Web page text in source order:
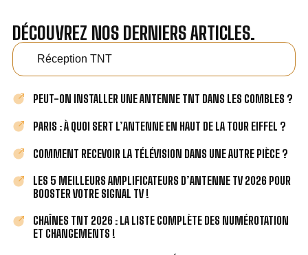
DÉCOUVREZ NOS DERNIERS ARTICLES.
Réception TNT
PEUT-ON INSTALLER UNE ANTENNE TNT DANS LES COMBLES ?
PARIS : À QUOI SERT L’ANTENNE EN HAUT DE LA TOUR EIFFEL ?
COMMENT RECEVOIR LA TÉLÉVISION DANS UNE AUTRE PIÈCE ?
LES 5 MEILLEURS AMPLIFICATEURS D’ANTENNE TV 2026 POUR
BOOSTER VOTRE SIGNAL TV !
CHAÎNES TNT 2026 : LA LISTE COMPLÈTE DES NUMÉROTATION
ET CHANGEMENTS !